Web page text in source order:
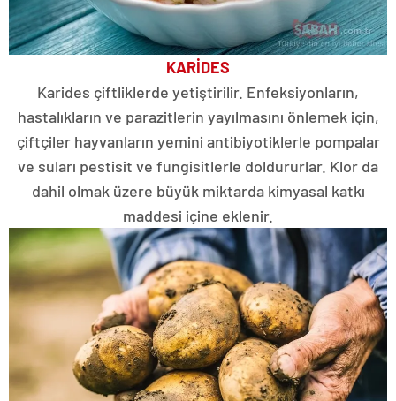
KARİDES
Karides çiftliklerde yetiştirilir. Enfeksiyonların,
hastalıkların ve parazitlerin yayılmasını önlemek için,
çiftçiler hayvanların yemini antibiyotiklerle pompalar
ve suları pestisit ve fungisitlerle doldururlar. Klor da
dahil olmak üzere büyük miktarda kimyasal katkı
maddesi içine eklenir.